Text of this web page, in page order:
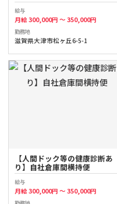
給与
月給 300,000円 ～ 350,000円
勤務地
滋賀県大津市松ヶ丘6-5-1
【人間ドック等の健康診断あ
り】自社倉庫間横持便
給与
月給 300,000円 ～ 350,000円